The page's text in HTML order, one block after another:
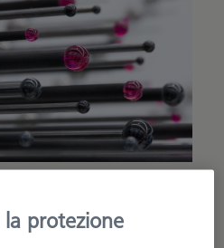
di misurazione e
protezione